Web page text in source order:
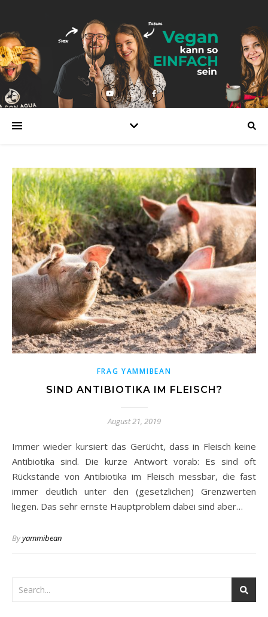
FRAG YAMMIBEAN
SIND ANTIBIOTIKA IM FLEISCH?
August 21, 2019
Immer wieder kursiert das Gerücht, dass in Fleisch keine
Antibiotika sind. Die kurze Antwort vorab: Es sind oft
Rückstände von Antibiotika im Fleisch messbar, die fast
immer deutlich unter den (gesetzlichen) Grenzwerten
liegen. Das sehr ernste Hauptproblem dabei sind aber…
Byyammibean